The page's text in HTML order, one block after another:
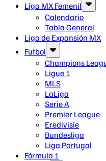
Liga MX Femenil
Calendario
Tabla General
Liga de Expansión MX
Futbol
Champions
Ligue 1
MLS
LaLiga
Serie A
Premier League
Eredivisie
Bundesliga
Liga Portugal
Fórmula 1